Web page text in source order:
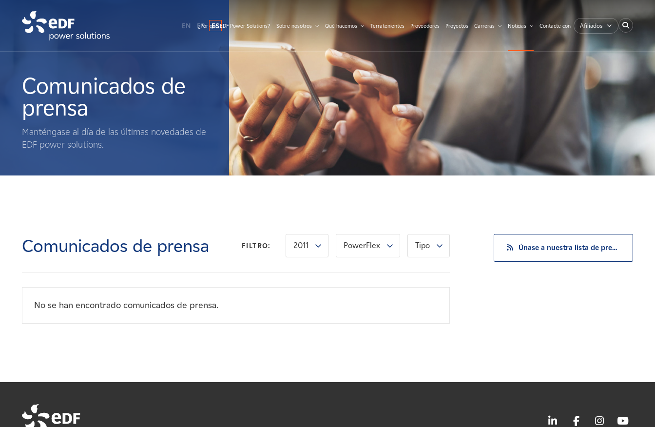
Qué hacemos
Terratenientes
Noticias
EN FR ES
¿Por qué EDF Power Solutions? Sobre nosotros Qué hacemos Terratenientes Proveedores Proyectos Carreras Noticias Contacte con Afiliados
Comunicados de
prensa
Manténgase al día de las últimas novedades de
EDF power solutions.
Comunicados de prensa FILTRO: 2011 PowerFlex Tipo
No se han encontrado comunicados de prensa.
Únase a nuestra lista de prensa